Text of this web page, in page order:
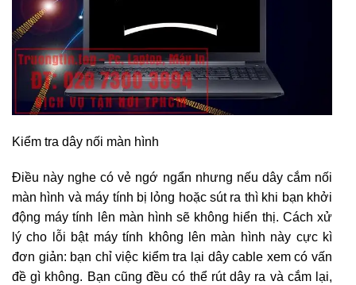
Kiểm tra dây nối màn hình
Điều này nghe có vẻ ngớ ngẩn nhưng nếu dây cắm nối
màn hình và máy tính bị lỏng hoặc sút ra thì khi bạn khởi
động máy tính lên màn hình sẽ không hiển thị. Cách xử
lý cho lỗi bật máy tính không lên màn hình này cực kì
đơn giản: bạn chỉ việc kiểm tra lại dây cable xem có vấn
đề gì không. Bạn cũng đều có thể rút dây ra và cắm lại,